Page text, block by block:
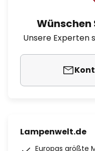
Wünschen
Unsere Experten
Lampenwelt.de
Europas größte